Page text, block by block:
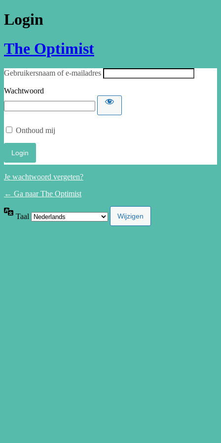
Login
The Optimist
Gebruikersnaam of e-mailadres
Wachtwoord
Onthoud mij
Je wachtwoord vergeten?
← Ga naar The Optimist
Taal